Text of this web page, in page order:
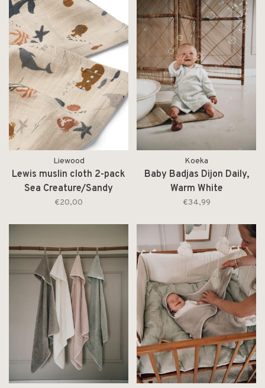
Liewood
Lewis muslin cloth 2-pack
Sea Creature/Sandy
€20,00
Koeka
Baby Badjas Dijon Daily,
Warm White
€34,99